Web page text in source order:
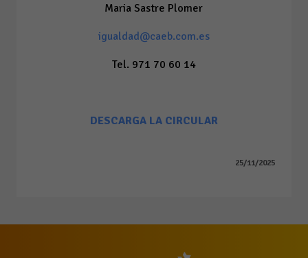
Maria Sastre Plomer
igualdad@caeb.com.es
Tel. 971 70 60 14
DESCARGA LA CIRCULAR
25/11/2025